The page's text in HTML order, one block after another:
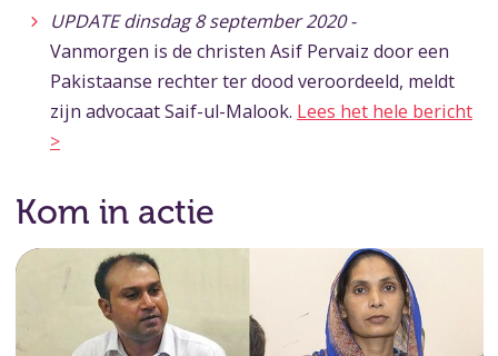
UPDATE dinsdag 8 september 2020 -
Vanmorgen is de christen Asif Pervaiz door een
Pakistaanse rechter ter dood veroordeeld, meldt
zijn advocaat Saif-ul-Malook. Lees het hele bericht
>
Kom in actie